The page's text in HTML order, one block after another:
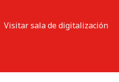
Visitar sala de digitalización